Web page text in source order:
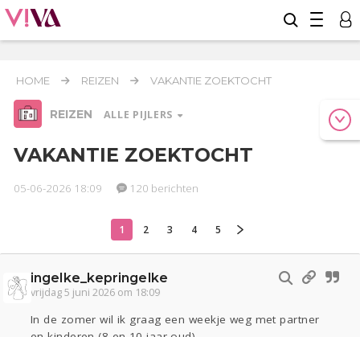
HOME REIZEN VAKANTIE ZOEKTOCHT
REIZEN ALLE PIJLERS
Relaties Werk & Studie Geld & Recht
Seks
Gezondheid
Coronavirus
Overig
Actueel Oekraïne
Zwanger
Psyche
VAKANTIE ZOEKTOCHT
05-06-2026 18:09 120 berichten
1 2 3 4 5
ingelke_kepringelke
vrijdag 5 juni 2026 om 18:09
In de zomer wil ik graag een weekje weg met partner